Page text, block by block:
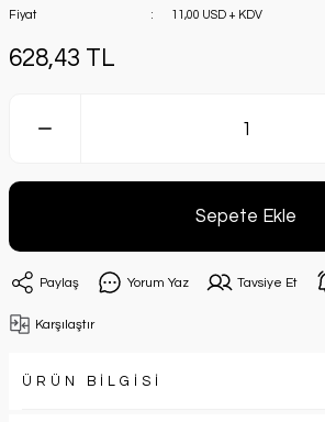
Fiyat
11,00 USD + KDV
628,43 TL
Sepete Ekle
Paylaş Yorum Yaz Tavsiye Et
Karşılaştır
ÜRÜN BİLGİSİ